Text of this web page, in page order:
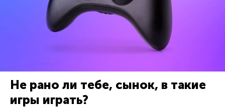
Не рано ли тебе, сынок, в такие
игры играть?